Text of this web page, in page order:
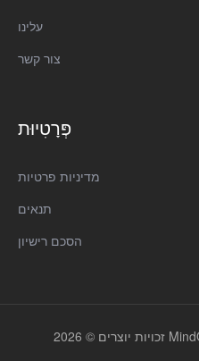
עלינו
צור קשר
פְּרָטִיוּת
מדיניות פרטיות
תנאים
הסכם רישיון